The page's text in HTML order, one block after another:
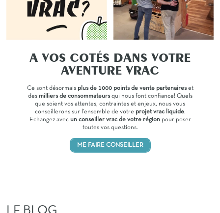
A VOS COTÉS DANS VOTRE
AVENTURE VRAC
Ce sont désormais plus de 1000 points de vente partenaireset
des milliers de consommateursqui nous font confiance! Quels
que soient vos attentes, contraintes et enjeux, nous vous
conseillerons sur l’ensemble de votre projet vrac liquide.
Echangez avecun conseiller vrac de votre régionpour poser
toutes vos questions.
ME FAIRE CONSEILLER